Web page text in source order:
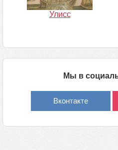
Улисс
Мы в
Вконтакте